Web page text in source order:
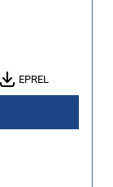
EPREL